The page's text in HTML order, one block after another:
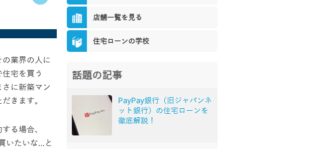
業界の人に
宅を買う
に新築マン
きます。
る場合、
いたいな…と
店舗一覧を見る
住宅ローンの学校
話題の記事
PayPay銀行（旧ジャパンネ
ット銀行）の住宅ローンを
徹底解説！